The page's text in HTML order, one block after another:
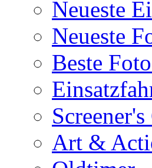
Neueste
Neueste
Beste
Art &